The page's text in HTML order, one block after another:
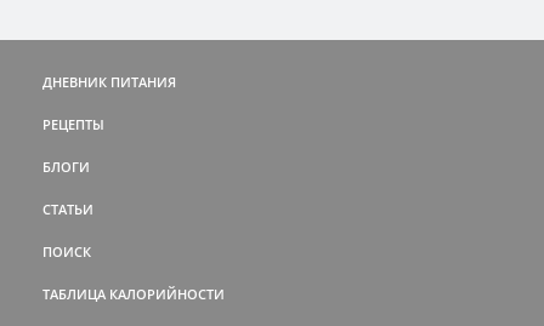
ДНЕВНИК ПИТАНИЯ
РЕЦЕПТЫ
БЛОГИ
СТАТЬИ
ПОИСК
ТАБЛИЦА КАЛОРИЙНОСТИ